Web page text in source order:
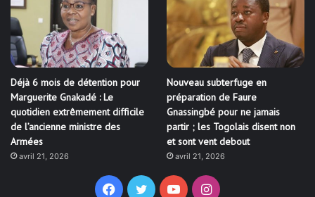
Déjà 6 mois de détention pour
Marguerite Gnakadé : Le
quotidien extrêmement difficile
de l’ancienne ministre des
Armées
avril 21, 2026
Nouveau subterfuge en
préparation de Faure
Gnassingbé pour ne jamais
partir ; les Togolais disent non
et sont vent debout
avril 21, 2026
Facebook
TwitterYouTubeInstagram